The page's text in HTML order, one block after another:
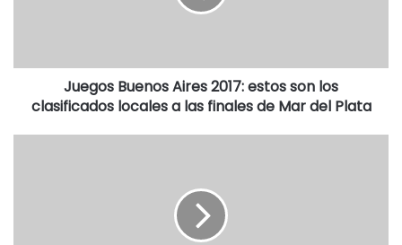
determinar una suba para el próximo año. La otra opción, y
Según la publicación, Bolívar y Hipolito Irigoyen tienen el
El cereal para el productor bonaerense es de vital
Juegos Buenos Aires 2017: estos son los
clasificados locales a las finales de Mar del Plata